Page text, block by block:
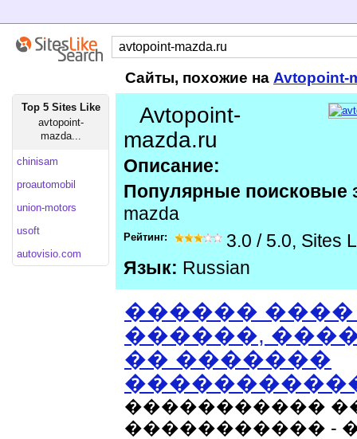
Сайты, похожие на Avtopoint-
Top 5 Sites Like
avtopoint-
mazda...
chinisam
proautomobil
union-motors
usoft
autovisio.com
Avtopoint-
mazda.ru
Описание:
Популярные поисковые
mazda
Рейтинг: 3.0 / 5.0, Sites
Язык: Russian
������
������,
�� �������
�����������
����������� -